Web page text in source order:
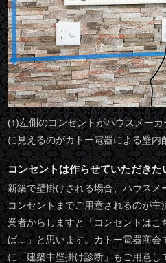
(↑)左側のコンセントがハウスメー
に見えるのがカトー電器による壁内
コンセントは作らせていただきた
新築で壁掛けされる場合、ハウス
コンセントまでご用意されるのが
業者からしますと「コンセントはこ
ば…」と思います。カトー電器商会
に「建築中壁掛け診断」もご用意